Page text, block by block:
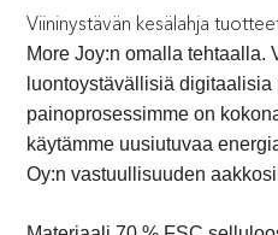
Viininystävän kesälahja
More Joy:n omalla tehtaalla.
luontoystävällisiä
painoprosessimme on
käytämme uusiutuvaa
Oy:n vastuullisuuden